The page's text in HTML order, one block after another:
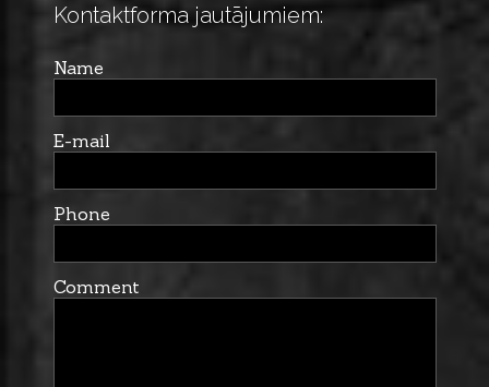
Kontaktforma jautājumiem:
Name
E-mail
Phone
Comment